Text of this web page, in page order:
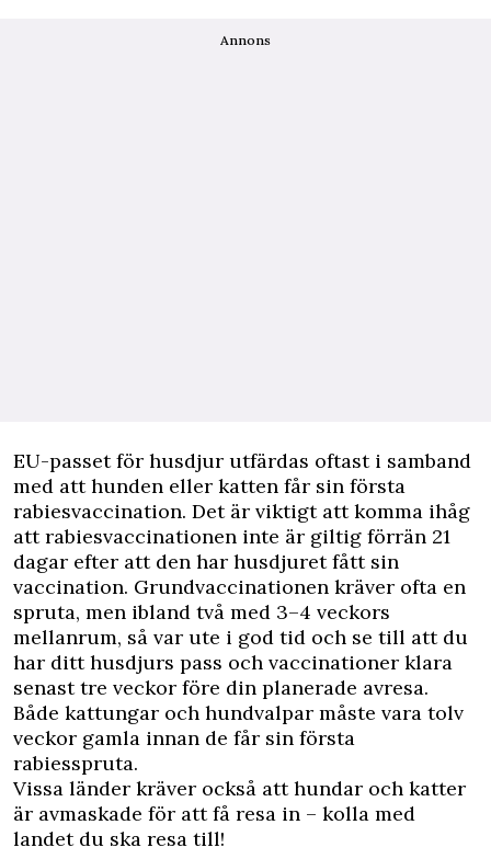
Annons
EU-passet för husdjur utfärdas oftast i samband
med att hunden eller katten får sin första
rabiesvaccination. Det är viktigt att komma ihåg
att rabiesvaccinationen inte är giltig förrän 21
dagar efter att den har husdjuret fått sin
vaccination. Grundvaccinationen kräver ofta en
spruta, men ibland två med 3–4 veckors
mellanrum, så var ute i god tid och se till att du
har ditt husdjurs pass och vaccinationer klara
senast tre veckor före din planerade avresa.
Både kattungar och hundvalpar måste vara tolv
veckor gamla innan de får sin första
rabiesspruta.
Vissa länder kräver också att hundar och katter
är avmaskade för att få resa in – kolla med
landet du ska resa till!